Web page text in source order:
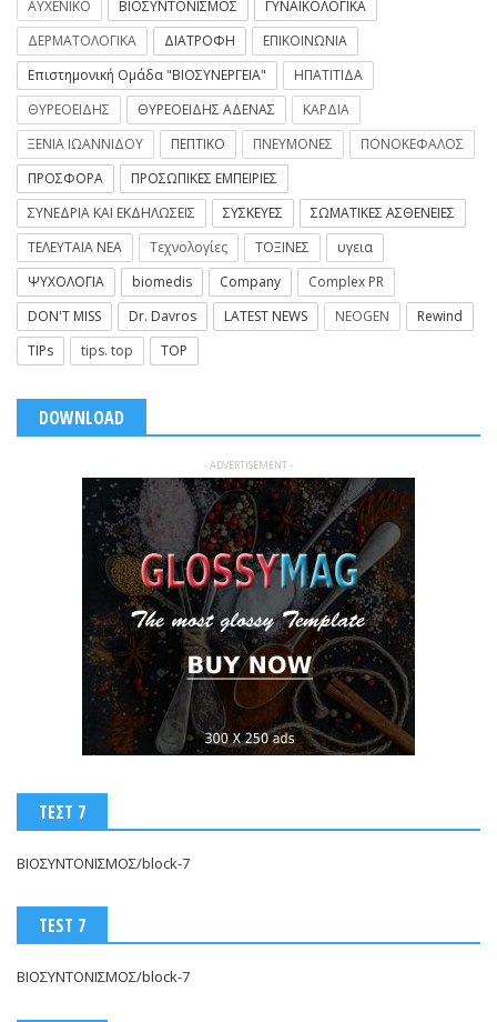
ΑΥΧΕΝΙΚΟ ΒΙΟΣΥΝΤΟΝΙΣΜΟΣ
ΓΥΝΑΙΚΟΛΟΓΙΚΑ
ΔΕΡΜΑΤΟΛΟΓΙΚΑ
ΔΙΑΤΡΟΦΗ
ΕΠΙΚΟΙΝΩΝΙΑ
Επιστημονική Ομάδα "ΒΙΟΣΥΝΕΡΓΕΙΑ"
ΗΠΑΤΙΤΙΔΑ
ΘΥΡΕΟΕΙΔΗΣ
ΘΥΡΕΟΕΙΔΗΣ ΑΔΕΝΑΣ
ΚΑΡΔΙΑ
ΞΕΝΙΑ ΙΩΑΝΝΙΔΟΥ
ΠΕΠΤΙΚΟ ΠΝΕΥΜΟΝΕΣ
ΠΟΝΟΚΕΦΑΛΟΣ
ΠΡΟΣΦΟΡΑ
ΠΡΟΣΩΠΙΚΕΣ ΕΜΠΕΙΡΙΕΣ
ΣΥΝΕΔΡΙΑ ΚΑΙ ΕΚΔΗΛΩΣΕΙΣ
ΣΥΣΚΕΥΕΣ
ΣΩΜΑΤΙΚΕΣ ΑΣΘΕΝΕΙΕΣ
ΤΕΛΕΥΤΑΙΑ ΝΕΑ
Τεχνολογίες ΤΟΞΙΝΕΣ
υγεια
ΨΥΧΟΛΟΓΙΑ
biomedis Company
Complex PR
DON'T MISS
Dr. Davros LATEST NEWS NEOGEN
Rewind
TIPs
tips. top TOP
DOWNLOAD
- ADVERTISEMENT -
ΤΕΣΤ 7
ΒΙΟΣΥΝΤΟΝΙΣΜΟΣ/block-7
TEST 7
ΒΙΟΣΥΝΤΟΝΙΣΜΟΣ/block-7